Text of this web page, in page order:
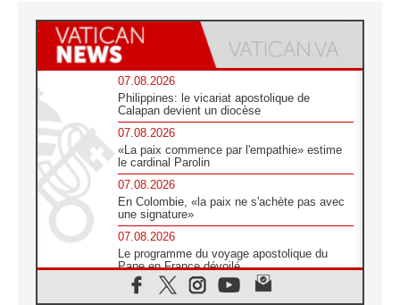
07.08.2026
Philippines: le vicariat apostolique de
Calapan devient un diocèse
07.08.2026
«La paix commence par l'empathie» estime
le cardinal Parolin
07.08.2026
En Colombie, «la paix ne s'achète pas avec
une signature»
07.08.2026
Le programme du voyage apostolique du
Pape en France dévoilé
07.08.2026